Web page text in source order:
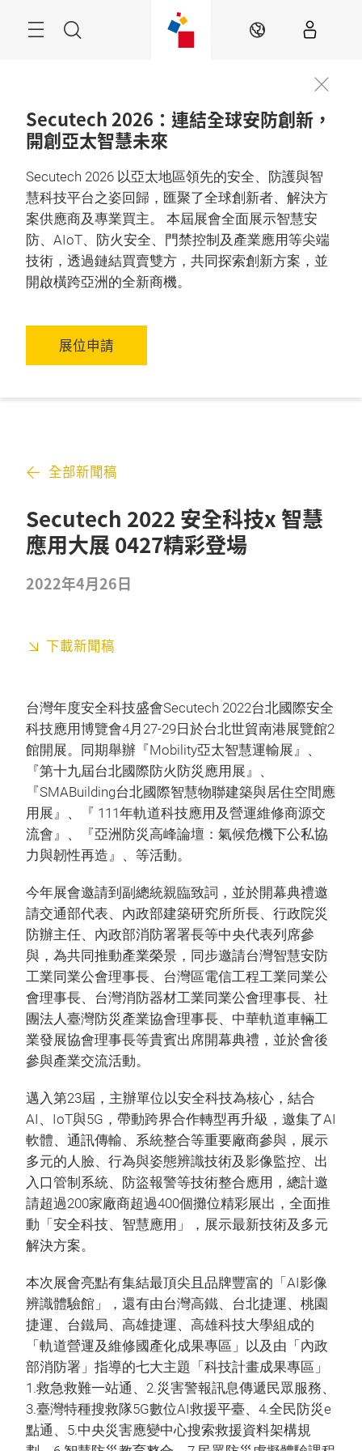
目
ZH
Secutech 2026：連結全球安防創新，
開創亞太智慧未來
Secutech 2026 以亞太地區領先的安全、防護與智
慧科技平台之姿回歸，匯聚了全球創新者、解決方
案供應商及專業買主。 本屆展會全面展示智慧安
防、AIoT、防火安全、門禁控制及產業應用等尖端
技術，透過鏈結買賣雙方，共同探索創新方案，並
開啟橫跨亞洲的全新商機。
展位申請
全部新聞稿
Secutech 2022 安全科技x 智慧
應用大展 0427精彩登場
2022年4月26日
下載新聞稿
台灣年度安全科技盛會Secutech 2022台北國際安全
科技應用博覽會4月27-29日於台北世貿南港展覽館2
館開展。同期舉辦『Mobility亞太智慧運輸展』、
『第十九屆台北國際防火防災應用展』、
『SMABuilding台北國際智慧物聯建築與居住空間應
用展』、『 111年軌道科技應用及營運維修商源交
流會』、『亞洲防災高峰論壇：氣候危機下公私協
力與韌性再造』、等活動。
今年展會邀請到副總統親臨致詞，並於開幕典禮邀
請交通部代表、內政部建築研究所所長、行政院災
防辦主任、內政部消防署署長等中央代表列席參
與，為共同推動產業榮景，同步邀請台灣智慧安防
工業同業公會理事長、台灣區電信工程工業同業公
會理事長、台灣消防器材工業同業公會理事長、社
團法人臺灣防災產業協會理事長、中華軌道車輛工
業發展協會理事長等貴賓出席開幕典禮，並於會後
參與產業交流活動。
邁入第23屆，主辦單位以安全科技為核心，結合
AI、IoT與5G，帶動跨界合作轉型再升級，邀集了AI
軟體、通訊傳輸、系統整合等重要廠商參與，展示
多元的人臉、行為與姿態辨識技術及影像監控、出
入口管制系統、防盜報警等技術整合應用，總計邀
請超過200家廠商超過400個攤位精彩展出，全面推
動「安全科技、智慧應用」，展示最新技術及多元
解決方案。
本次展會亮點有集結最頂尖且品牌豐富的「AI影像
辨識體驗館」，還有由台灣高鐵、台北捷運、桃園
捷運、台鐵局、高雄捷運、高雄科技大學組成的
「軌道營運及維修國產化成果專區」以及由「內政
部消防署」指導的七大主題「科技計畫成果專區」
1.救急救難一站通、2.災害警報訊息傳遞民眾服務、
3.臺灣特種搜救隊5G數位AI救援平臺、4.全民防災e
點通、5.中央災害應變中心搜索救援資料架構規